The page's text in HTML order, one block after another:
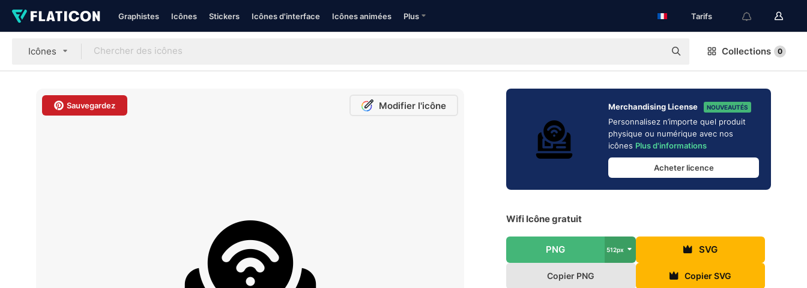
Graphistes Icônes Stickers Icônes d'interface Icônes animées Plus Tarifs
Icônes Collections 0
Sauvegardez Modifier l'icône Merchandising License NOUVEAUTÉS
Personnalisez n’importe quel produit
physique ou numérique avec nos
icônes Plus d'informations
Acheter licence
Wifi Icône gratuit
PNG 512px SVG
Copier PNG Copier SVG